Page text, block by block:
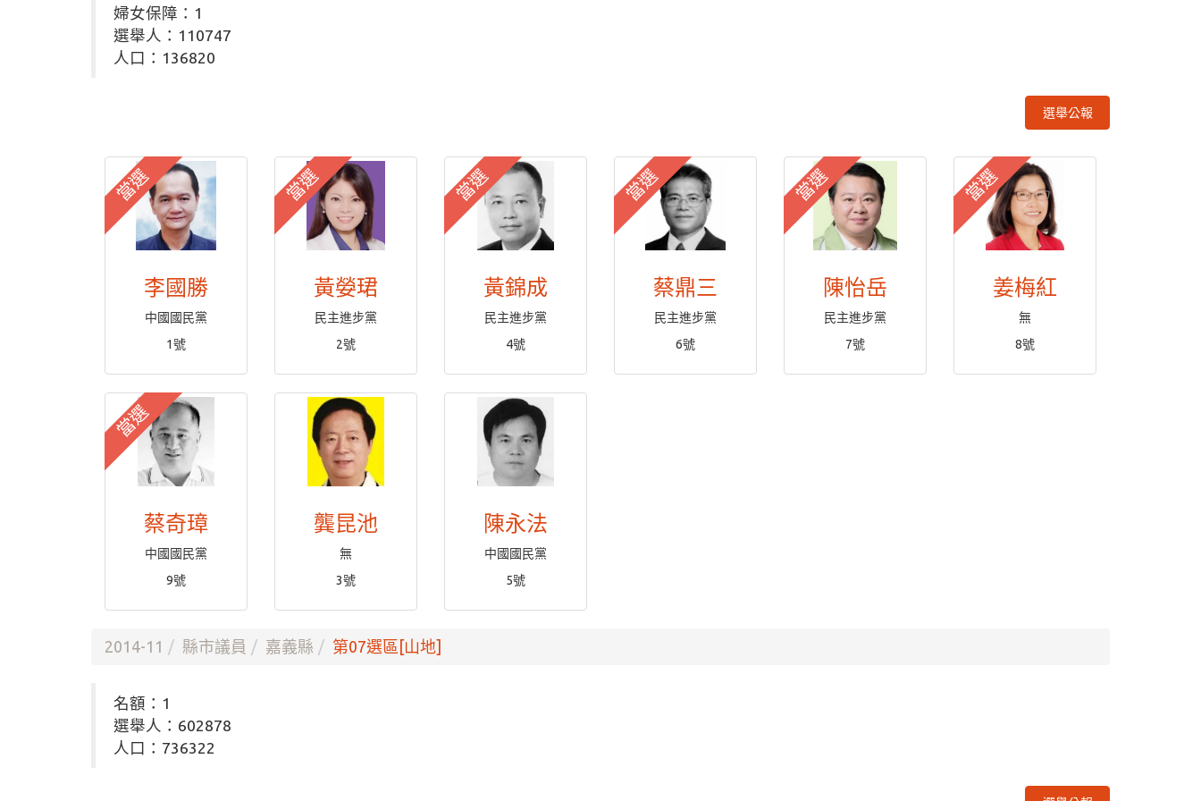
婦女保障：1
選舉人：110747
人口：136820
選舉公報
當選
李國勝
中國國民黨
1號
當選
黃嫈珺
民主進步黨
2號
當選
黃錦成
民主進步黨
4號
當選
蔡鼎三
民主進步黨
6號
當選
陳怡岳
民主進步黨
7號
當選
姜梅紅
無
8號
當選
蔡奇璋
中國國民黨
9號
龔昆池
無
3號
陳永法
中國國民黨
5號
2014-11 縣市議員 嘉義縣 第07選區[山地]
名額：1
選舉人：602878
人口：736322